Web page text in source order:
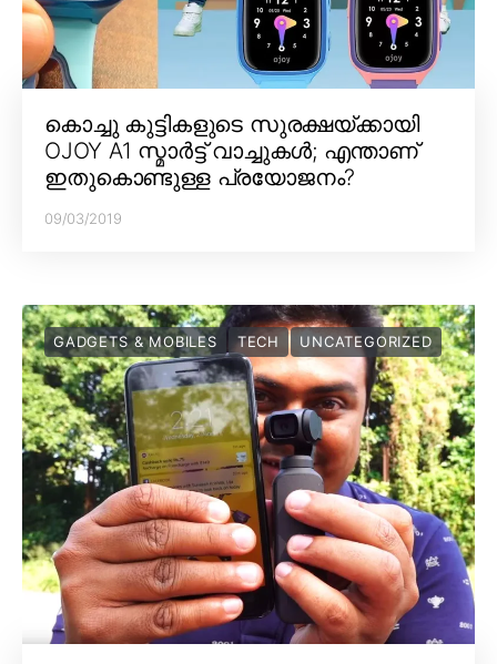
കൊച്ചു കുട്ടികളുടെ സുരക്ഷയ്ക്കായി
OJOY A1 സ്മാർട്ട് വാച്ചുകൾ; എന്താണ്
ഇതുകൊണ്ടുള്ള പ്രയോജനം?
09/03/2019
GADGETS & MOBILES TECH UNCATEGORIZED